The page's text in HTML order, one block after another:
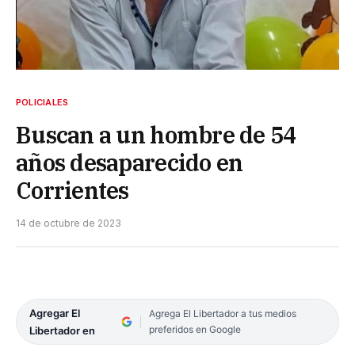
POLICIALES
Buscan a un hombre de 54
años desaparecido en
Corrientes
14 de octubre de 2023
Agregar El
Libertador en
Agrega El Libertador a tus medios
preferidos en Google